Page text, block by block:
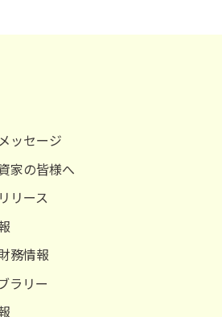
ッセージ
家の皆様へ
リース
務情報
ラリー